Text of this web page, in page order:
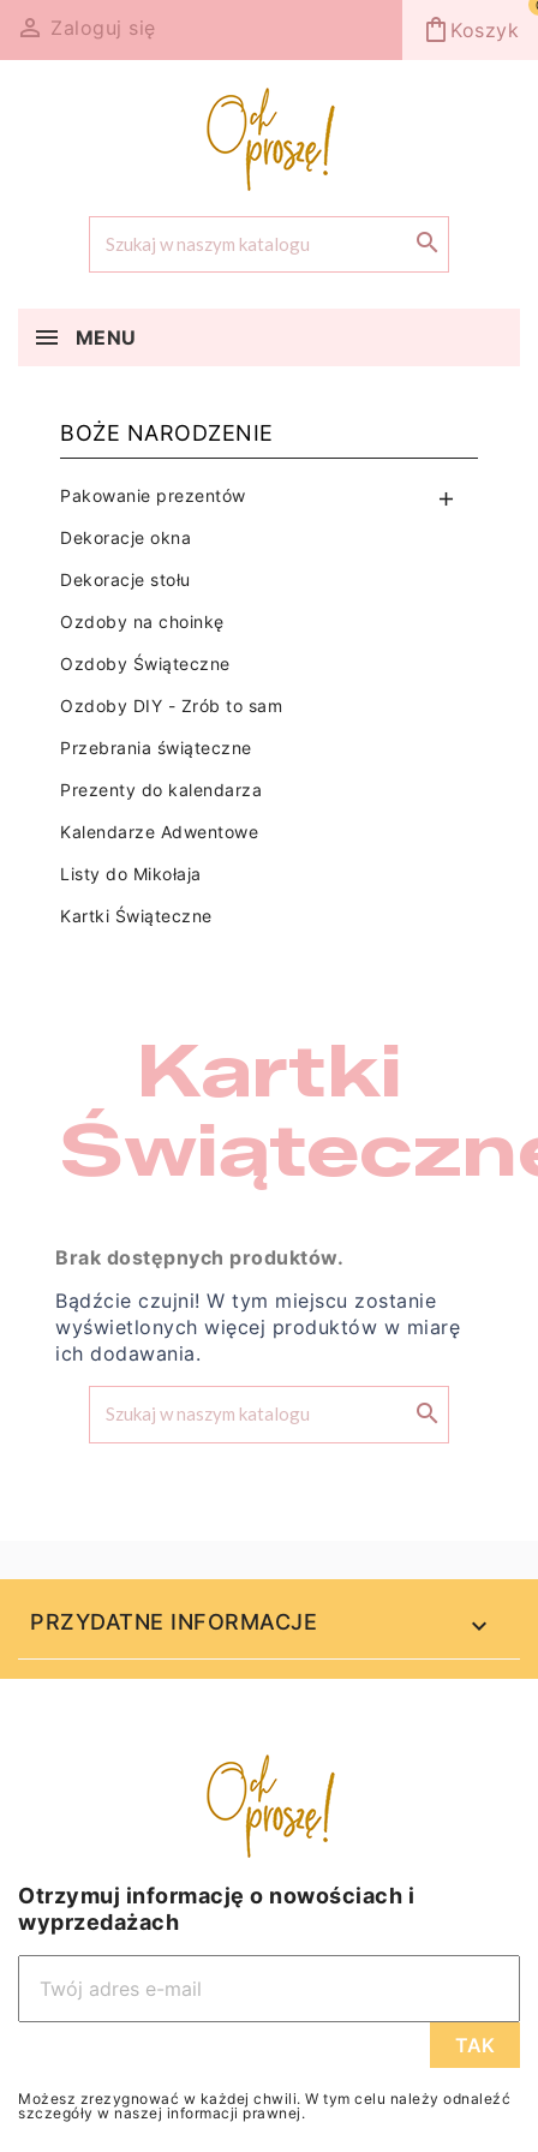
Dodaj do listy życzeń ×
Utwórz listę życzeń
Nazwa listy życzeń
Anuluj Utwórz listę życzeń
((modalTitle))
((confirmMessage))
((cancelText)) ((modalDeleteText))
Zaloguj się
Musisz być zalogowany by zapisać produkty na swojej
liście życzeń.
Anuluj
 Zaloguj się shopping_bag Koszyk

MENU
BOŻE NARODZENIE
Pakowanie prezentów 
Dekoracje okna
Dekoracje stołu
Ozdoby na choinkę
Ozdoby Świąteczne
Ozdoby DIY - Zrób to sam
Przebrania świąteczne
Prezenty do kalendarza
Kalendarze Adwentowe
Listy do Mikołaja
Kartki Świąteczne
Kartki
Brak dostępnych produktów.
Bądźcie czujni! W tym miejscu zostanie
wyświetlonych więcej produktów w miarę
ich dodawania.

PRZYDATNE INFORMACJE 
Otrzymuj informację o nowościach i
wyprzedażach
Możesz zrezygnować w każdej chwili. W tym celu należy odnaleźć
szczegóły w naszej informacji prawnej.